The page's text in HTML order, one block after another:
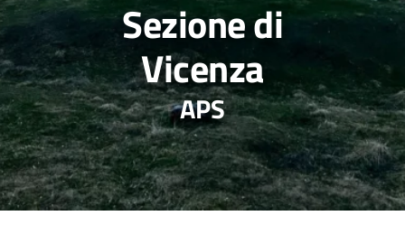
Sezione di
Vicenza
APS